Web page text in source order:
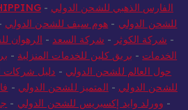
الفارس الذهبي للشحن الدولي -
للشحن الدولي - هوم سيف للشحن الدولي
- شركة الكوثر - شركة السعد - الرهوان
الخدمات - بريق كلين للخدمات المنزلية -
حول العالم للشحن الدولي - دليل شركات
للشحن الدولي - المتميز للشحن الدولي -
- وورلد وايد إكسبريس للشحن الدولي -